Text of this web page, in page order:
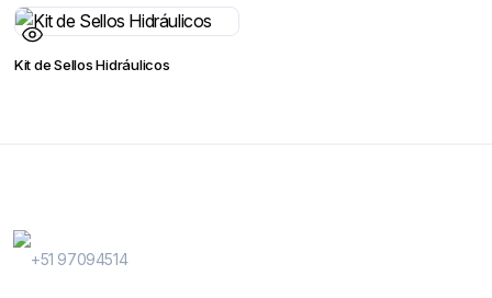
Kit de Sellos Hidráulicos
+51 97094514